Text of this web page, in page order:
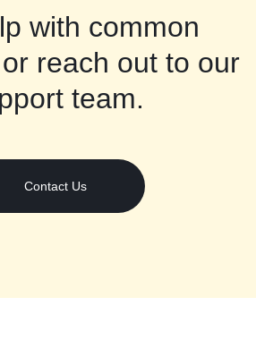
with common
reach out to our
team.
Contact Us